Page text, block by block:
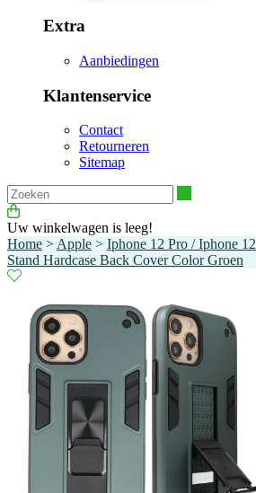
Extra
Aanbiedingen
Klantenservice
Contact
Retourneren
Sitemap
Uw winkelwagen is leeg!
Home > Apple > Iphone 12 Pro / Iphone 12
Stand Hardcase Back Cover Color Groen